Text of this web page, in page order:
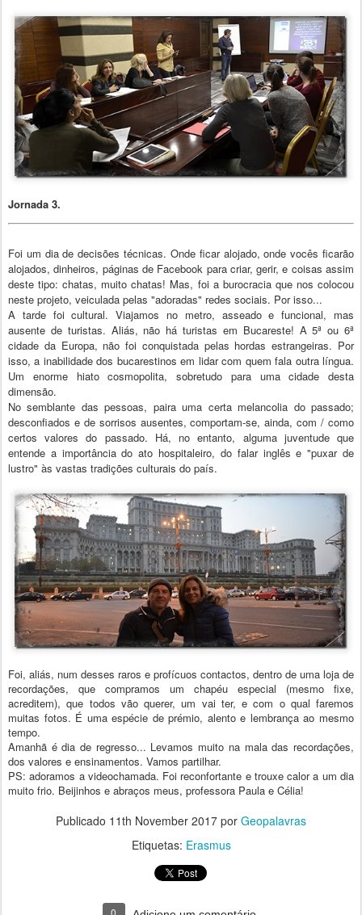
Jornada 3.
Foi um dia de decisões técnicas. Onde ficar alojado, onde vocês ficarão
alojados, dinheiros, páginas de Facebook para criar, gerir, e coisas assim
deste tipo: chatas, muito chatas! Mas, foi a burocracia que nos colocou
neste projeto, veiculada pelas "adoradas" redes sociais. Por isso...
A tarde foi cultural. Viajamos no metro, asseado e funcional, mas
ausente de turistas. Aliás, não há turistas em Bucareste! A 5ª ou 6ª
cidade da Europa, não foi conquistada pelas hordas estrangeiras. Por
isso, a inabilidade dos bucarestinos em lidar com quem fala outra língua.
Um enorme hiato cosmopolita, sobretudo para uma cidade desta
dimensão.
No semblante das pessoas, paira uma certa melancolia do passado;
desconfiados e de sorrisos ausentes, comportam-se, ainda, com / como
certos valores do passado. Há, no entanto, alguma juventude que
entende a importância do ato hospitaleiro, do falar inglês e "puxar de
lustro" às vastas tradições culturais do país.
Foi, aliás, num desses raros e profícuos contactos, dentro de uma loja de
recordações, que compramos um chapéu especial (mesmo fixe,
acreditem), que todos vão querer, um vai ter, e com o qual faremos
muitas fotos. É uma espécie de prémio, alento e lembrança ao mesmo
tempo.
Amanhã é dia de regresso... Levamos muito na mala das recordações,
dos valores e ensinamentos. Vamos partilhar.
PS: adoramos a videochamada. Foi reconfortante e trouxe calor a um dia
muito frio. Beijinhos e abraços meus, professora Paula e Célia!
Publicado 11th November 2017 por Geopalavras
Etiquetas: Erasmus
0